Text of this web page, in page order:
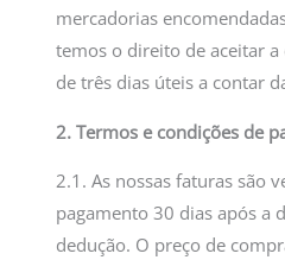
mercadorias
temos o direito de aceitar
de três dias úteis a contar
2. Termos e condições de
2.1. As nossas faturas são
pagamento 30 dias após a
dedução. O preço de